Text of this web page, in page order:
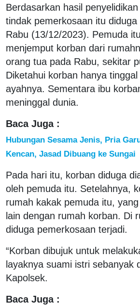
Berdasarkan hasil
tindak pemerkosaan itu
Rabu (13/12/2023). Pemuda
menjemput korban dari
orang tua pada Rabu, sekitar
Diketahui korban hanya
ayahnya. Sementara ibu
meninggal dunia.
Baca Juga :
Hubungan Sesama Jenis, Pria
Kencan, Jasad Dibuang ke Sungai
Pada hari itu, korban diduga
oleh pemuda itu. Setelahnya,
rumah kakak pemuda itu,
lain dengan rumah korban. Di
diduga pemerkosaan terjadi.
“Korban dibujuk untuk
layaknya suami istri sebanyak
Kapolsek.
Baca Juga :